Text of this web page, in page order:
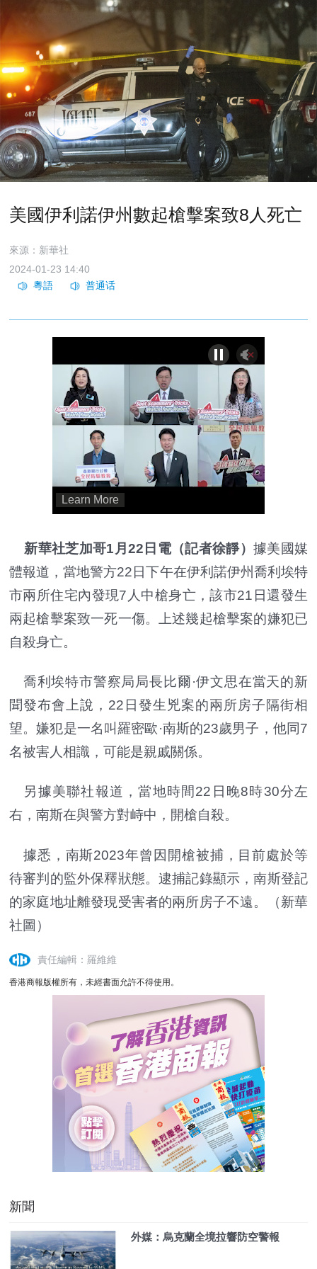
美國伊利諾伊州數起槍擊案致8人死亡
來源：新華社
2024-01-23 14:40
新華社芝加哥1月22日電（記者徐靜）據美國媒
體報道，當地警方22日下午在伊利諾伊州喬利埃特
市兩所住宅內發現7人中槍身亡，該市21日還發生
兩起槍擊案致一死一傷。上述幾起槍擊案的嫌犯已
自殺身亡。
喬利埃特市警察局局長比爾·伊文思在當天的新
聞發布會上說，22日發生兇案的兩所房子隔街相
望。嫌犯是一名叫羅密歐·南斯的23歲男子，他同7
名被害人相識，可能是親戚關係。
另據美聯社報道，當地時間22日晚8時30分左
右，南斯在與警方對峙中，開槍自殺。
據悉，南斯2023年曾因開槍被捕，目前處於等
待審判的監外保釋狀態。逮捕記錄顯示，南斯登記
的家庭地址離發現受害者的兩所房子不遠。（新華
社圖）
責任編輯：羅維維
香港商報版權所有，未經書面允許不得使用。
新聞
外媒：烏克蘭全境拉響防空警報